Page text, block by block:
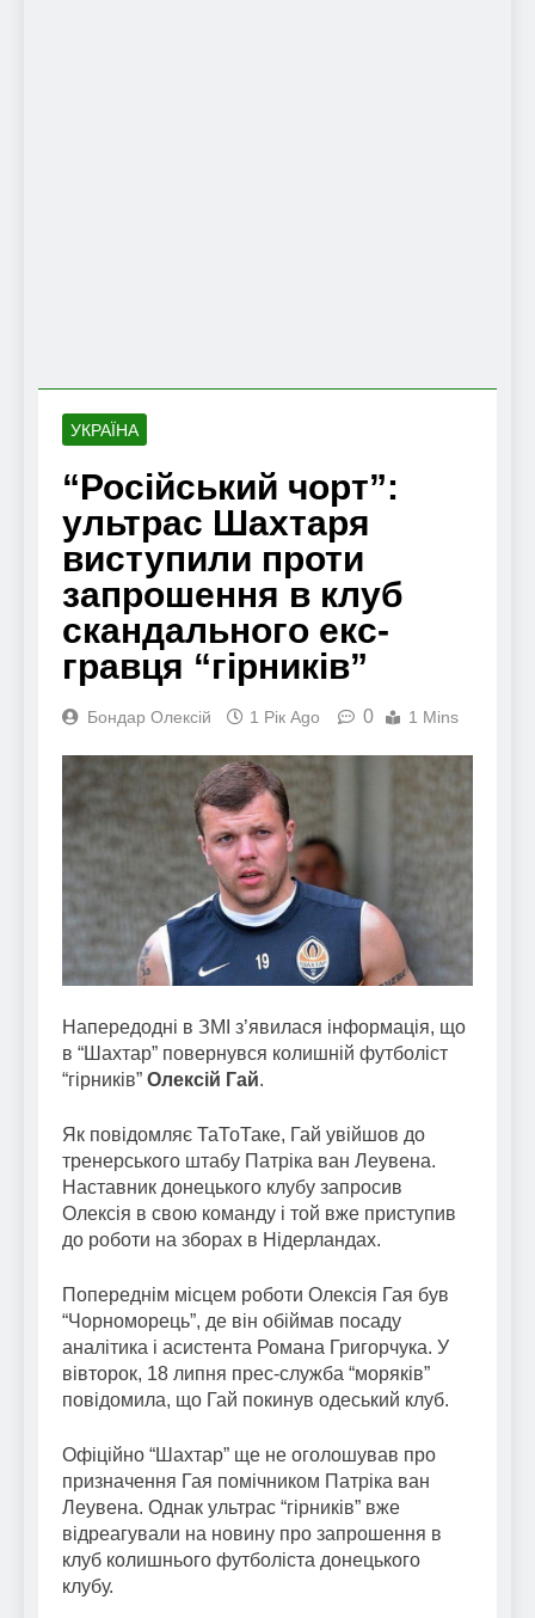
УКРАЇНА
“Російський чорт”:
ультрас Шахтаря
виступили проти
запрошення в клуб
скандального екс-
гравця “гірників”
Бондар Олексій 1 Рік Ago 0 1 Mins
Напередодні в ЗМІ з’явилася інформація, що
в “Шахтар” повернувся колишній футболіст
“гірників” Олексій Гай.
Як повідомляє ТаТоТаке, Гай увійшов до
тренерського штабу Патріка ван Леувена.
Наставник донецького клубу запросив
Олексія в свою команду і той вже приступив
до роботи на зборах в Нідерландах.
Попереднім місцем роботи Олексія Гая був
“Чорноморець”, де він обіймав посаду
аналітика і асистента Романа Григорчука. У
вівторок, 18 липня прес-служба “моряків”
повідомила, що Гай покинув одеський клуб.
Офіційно “Шахтар” ще не оголошував про
призначення Гая помічником Патріка ван
Леувена. Однак ультрас “гірників” вже
відреагували на новину про запрошення в
клуб колишнього футболіста донецького
клубу.